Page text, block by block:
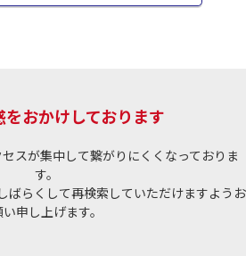
をおかけしております
スが集中して繋がりにくくなっておりま
す。
ばらくして再検索していただけますようお
申し上げます。